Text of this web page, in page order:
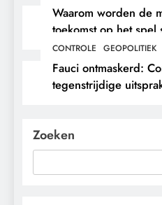
Waarom worden de
toekomst op het spel
buitengesloten?
CONTROLE GEOPOLITIEK
Fauci ontmaskerd:
tegenstrijdige
Zoeken